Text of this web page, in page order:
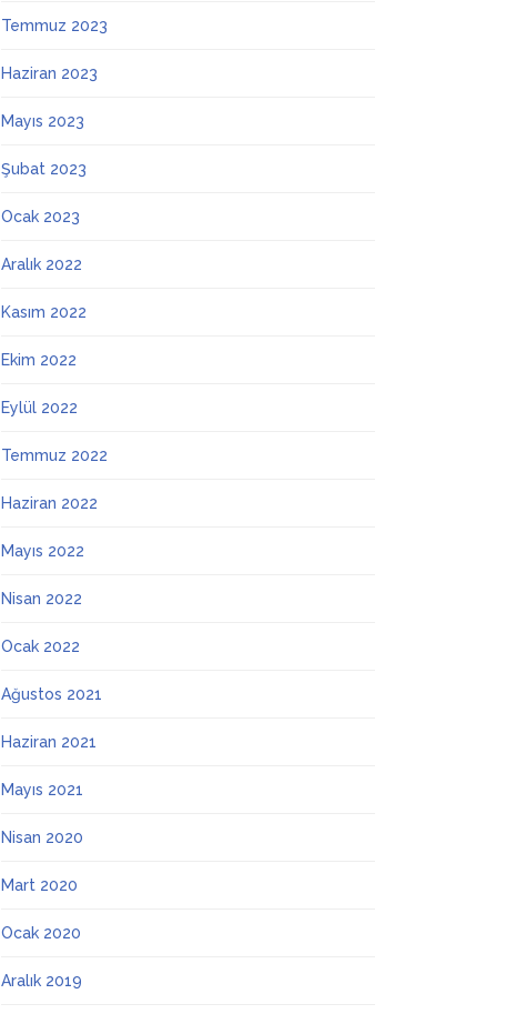
Temmuz 2023
Haziran 2023
Mayıs 2023
Şubat 2023
Ocak 2023
Aralık 2022
Kasım 2022
Ekim 2022
Eylül 2022
Temmuz 2022
Haziran 2022
Mayıs 2022
Nisan 2022
Ocak 2022
Ağustos 2021
Haziran 2021
Mayıs 2021
Nisan 2020
Mart 2020
Ocak 2020
Aralık 2019